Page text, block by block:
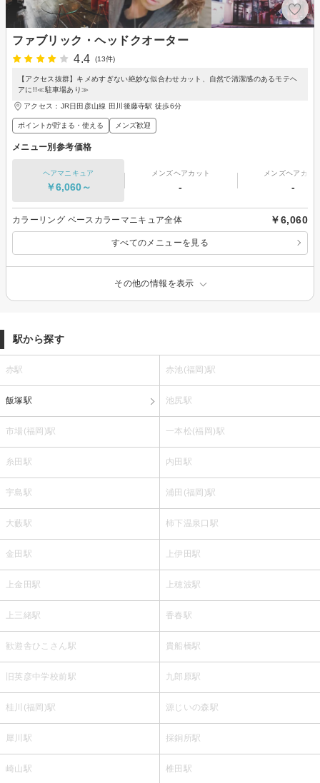
ファブリック・ヘッドクオーター
4.4
(13件)
【アクセス抜群】キメめすぎない絶妙な似合わせカット、自然で清潔感のあるモテヘ
アに!!≪駐車場あり≫
アクセス：JR日田彦山線 田川後藤寺駅 徒歩6分
ポイントが貯まる・使える メンズ歓迎
メニュー別参考価格
ヘアマニキュア
￥6,060～
メンズヘアカット
-
メンズヘアカラ
-
カラーリング ベースカラーマニキュア全体 ￥6,060
すべてのメニューを見る
その他の情報を表示
駅から探す
赤駅 赤池(福岡)駅
飯塚駅 池尻駅
市場(福岡)駅 一本松(福岡)駅
糸田駅 内田駅
宇島駅 浦田(福岡)駅
大藪駅 柿下温泉口駅
金田駅 上伊田駅
上金田駅 上穂波駅
上三緒駅 香春駅
歓遊舎ひこさん駅 貴船橋駅
旧英彦中学校前駅 九郎原駅
桂川(福岡)駅 源じいの森駅
犀川駅 採銅所駅
崎山駅 椎田駅